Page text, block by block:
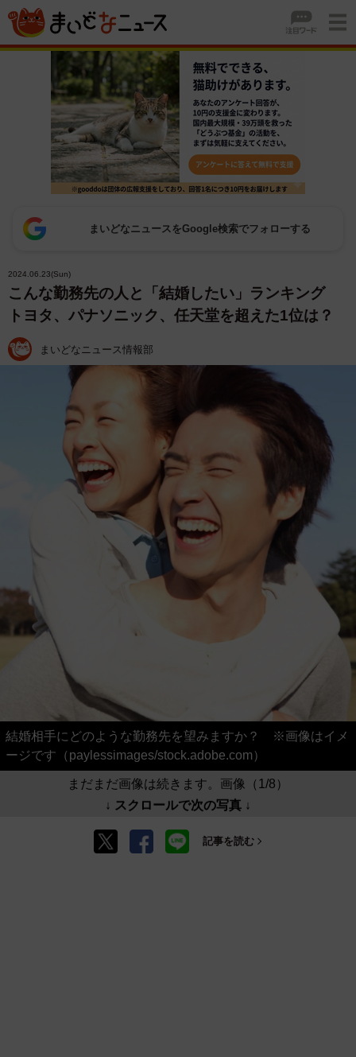
まいどなニュースをGoogle検索でフォローする
2024.06.23(Sun)
こんな勤務先の人と「結婚したい」ランキング
トヨタ、パナソニック、任天堂を超えた1位は？
まいどなニュース情報部
結婚相手にどのような勤務先を望みますか？ ※画像はイメ
ージです（paylessimages/stock.adobe.com）
まだまだ画像は続きます。画像（1/8）
↓ スクロールで次の写真 ↓
記事を読む